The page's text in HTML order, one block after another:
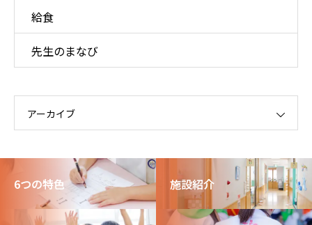
給食
先生のまなび
アーカイブ
6つの特色 施設紹介